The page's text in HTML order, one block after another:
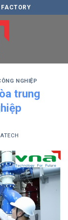
NGHIỆP
trung